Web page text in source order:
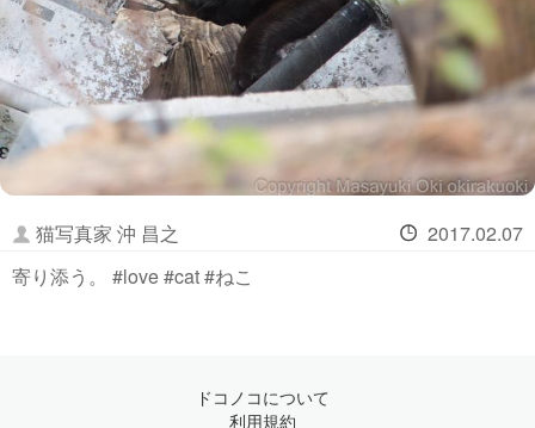
猫写真家 沖 昌之
2017.02.07
寄り添う。 #love #cat #ねこ
ドコノコについて
利用規約